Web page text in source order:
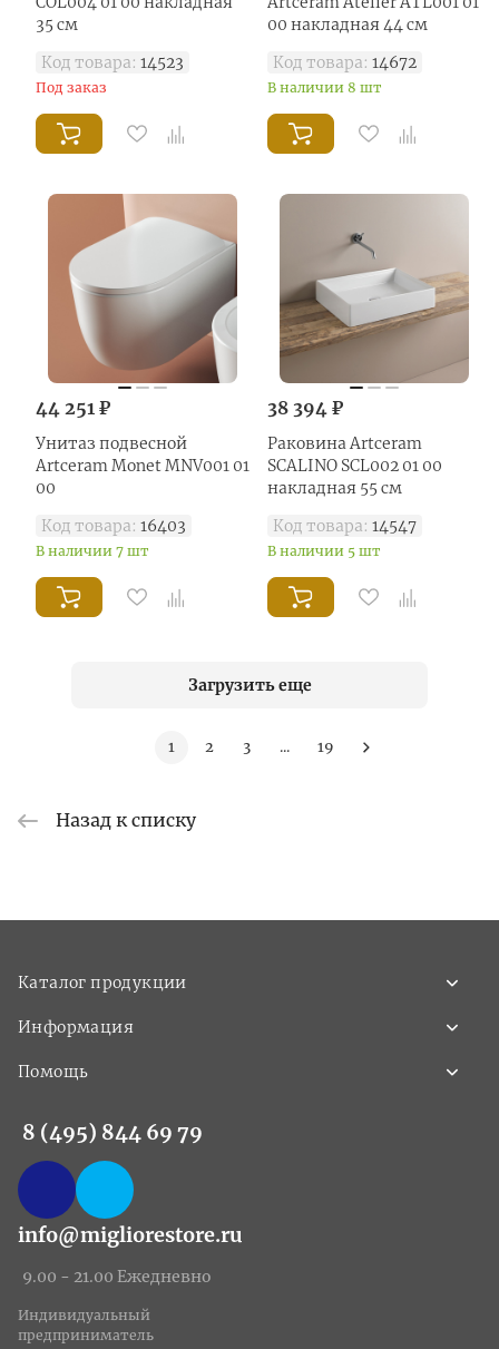
35 см
Код товара: 14523
Под заказ
00 накладная 44 см
Код товара: 14672
В наличии 8 шт
44 251 ₽
Унитаз подвесной
Artceram Monet MNV001 01
00
Код товара: 16403
В наличии 7 шт
38 394 ₽
Раковина Artceram
SCALINO SCL002 01 00
накладная 55 см
Код товара: 14547
В наличии 5 шт
Загрузить еще
1 2 3 ... 19
Назад к списку
Каталог продукции
Информация
Помощь
8 (495) 844 69 79
info@migliorestore.ru
9.00 - 21.00 Ежедневно
Индивидуальный
предприниматель